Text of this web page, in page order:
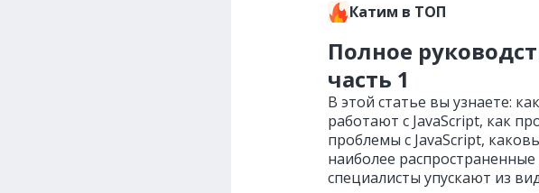
Катим в ТОП
Полное
часть 1
В этой статье вы узнаете:
работают с JavaScript, как
проблемы с JavaScript,
наиболее
специалисты упускают из